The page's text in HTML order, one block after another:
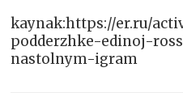
kaynak:https://er.ru/
podderzhke-edinoj-
nastolnym-igram